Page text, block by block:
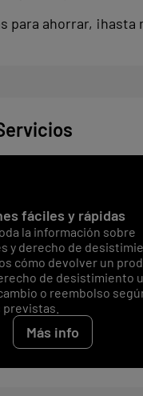
para ahorrar,
fáciles y rápidas
la información sobre
y derecho de
cómo devolver un
de desistimiento u
o reembolso
Más info